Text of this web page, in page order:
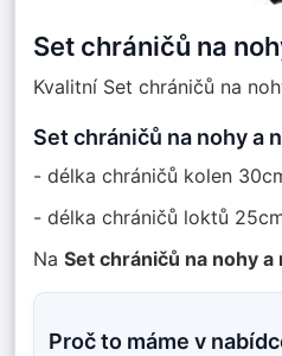
Set chráničů na
Kvalitní Set chráničů na
Set chráničů na nohy a
- délka chráničů kolen
- délka chráničů loktů
NaSet chráničů na nohy a
Proč to máme v